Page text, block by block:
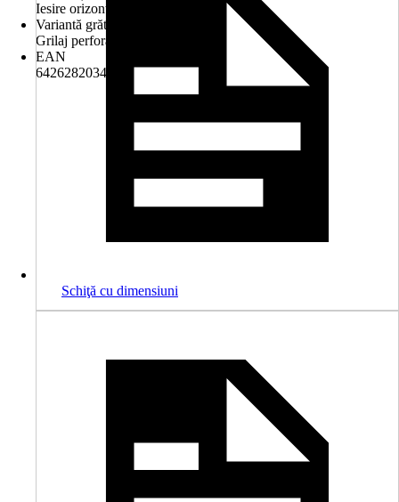
Iesire orizontala D110
Variantă grătar
Grilaj perforat
EAN
6426282034467
Schiţă cu dimensiuni